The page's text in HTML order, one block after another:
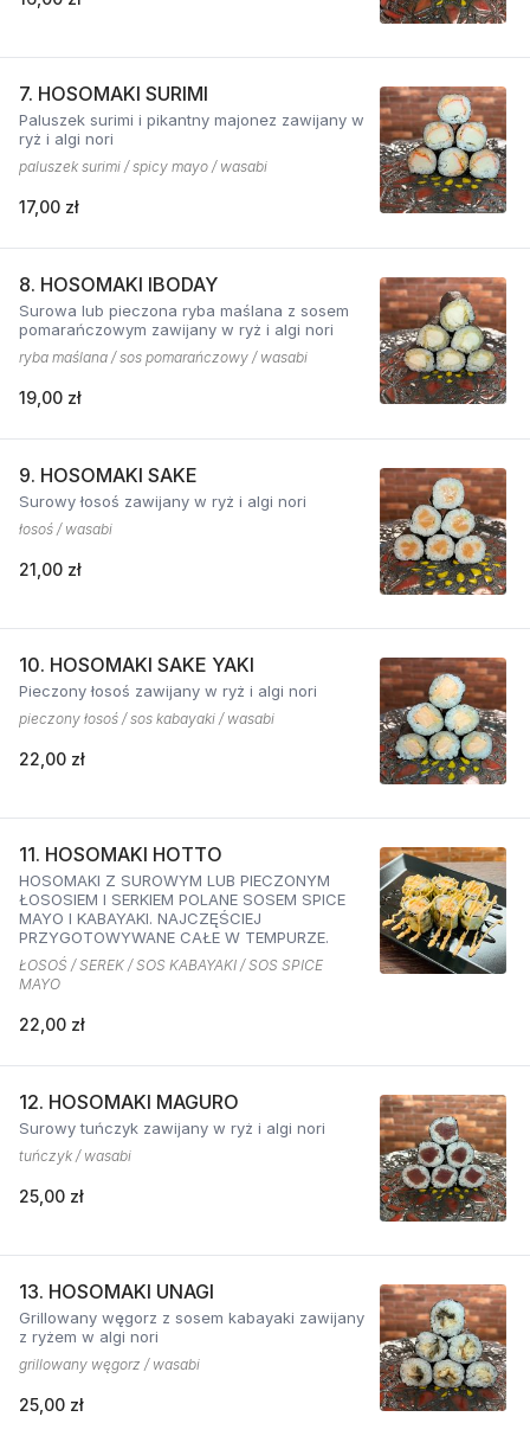
7. HOSOMAKI SURIMI
Paluszek surimi i pikantny majonez zawijany w
ryż i algi nori
paluszek surimi / spicy mayo / wasabi
17,00 zł
8. HOSOMAKI IBODAY
Surowa lub pieczona ryba maślana z sosem
pomarańczowym zawijany w ryż i algi nori
ryba maślana / sos pomarańczowy / wasabi
19,00 zł
9. HOSOMAKI SAKE
Surowy łosoś zawijany w ryż i algi nori
łosoś / wasabi
21,00 zł
10. HOSOMAKI SAKE YAKI
Pieczony łosoś zawijany w ryż i algi nori
pieczony łosoś / sos kabayaki / wasabi
22,00 zł
11. HOSOMAKI HOTTO
HOSOMAKI Z SUROWYM LUB PIECZONYM
ŁOSOSIEM I SERKIEM POLANE SOSEM SPICE
MAYO I KABAYAKI. NAJCZĘŚCIEJ
PRZYGOTOWYWANE CAŁE W TEMPURZE.
ŁOSOŚ / SEREK / SOS KABAYAKI / SOS SPICE
MAYO
22,00 zł
12. HOSOMAKI MAGURO
Surowy tuńczyk zawijany w ryż i algi nori
tuńczyk / wasabi
25,00 zł
13. HOSOMAKI UNAGI
Grillowany węgorz z sosem kabayaki zawijany
z ryżem w algi nori
grillowany węgorz / wasabi
25,00 zł